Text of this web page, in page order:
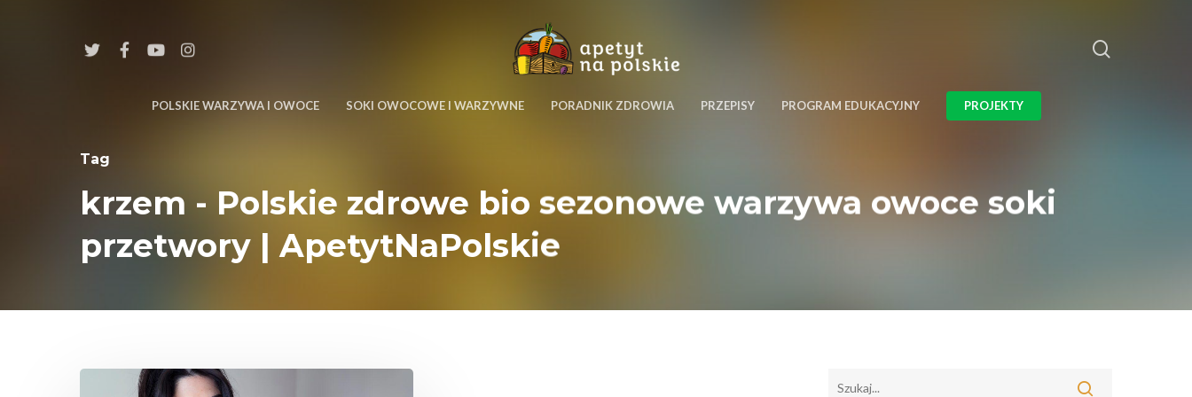
POLSKIE WARZYWA I OWOCE SOKI OWOCOWE I WARZYWNE PORADNIK ZDROWIA PRZEPISY PROGRAM EDUKACYJNY PROJEKTY
Tag
krzem - Polskie zdrowe bio sezonowe warzywa owoce soki
przetwory | ApetytNaPolskie